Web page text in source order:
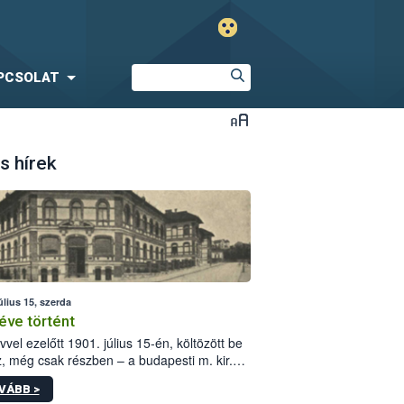
hírek
15, szerda
történt
ezelőtt 1901. július 15-én, költözött be
még csak részben – a budapesti m. kir.
állomás a Kis Rókus utca
alatti, Czigler Győző által tervezett új
>